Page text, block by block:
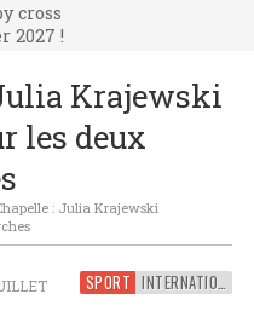
cross
2027 !
2027 !
Krajewski
les deux
: Julia Krajewski
SPORT INTERNATIONAL